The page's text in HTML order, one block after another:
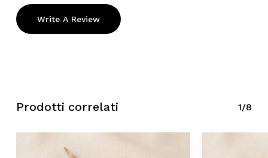
Write A Review
Prodotti correlati 1/8